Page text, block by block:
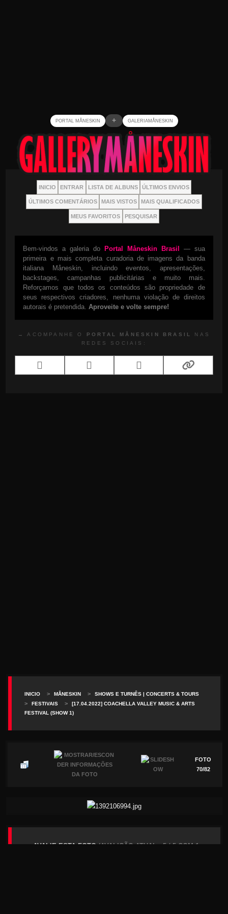
PORTAL MÅNESKIN + GALERIAMÅNESKIN
INICIO ENTRAR LISTA DE ALBUNS ÚLTIMOS ENVIOS
ÚLTIMOS COMENTÁRIOS MAIS VISTOS MAIS QUALIFICADOS
MEUS FAVORITOS PESQUISAR
Bem-vindos a galeria do Portal Måneskin Brasil
— sua
primeira e mais completa curadoria de imagens da banda
italiana Måneskin, incluindo eventos, apresentações,
backstages, campanhas publicitárias e muito mais.
Reforçamos que todos os conteúdos são propriedade de
seus respectivos criadores, nenhuma violação de direitos
autorais é pretendida. Aproveite e volte sempre!
→ ACOMPANHE O PORTAL MÅNESKIN BRASIL
NAS
REDES SOCIAIS:
INICIO > MÅNESKIN > SHOWS E TURNÊS | CONCERTS & TOURS
> FESTIVAIS >
[17.04.2022] COACHELLA VALLEY MUSIC & ARTS
FESTIVAL (SHOW 1)
FOTO
70/82
AVALIE ESTA FOTO(AVALIÇÃO ATUAL : 5 / 5 COM 1